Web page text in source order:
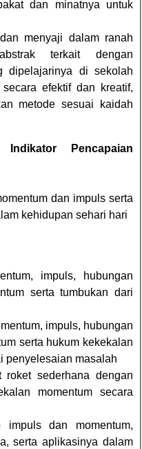
dan minatnya untuk
menyaji dalam ranah
terkait dengan
dipelajarinya di sekolah
efektif dan kreatif,
metode sesuai kaidah
Pencapaian
dan impuls serta
kehidupan sehari hari
impuls, hubungan
serta tumbukan dari
impuls, hubungan
serta hukum kekekalan
penyelesaian masalah
roket sederhana dengan
momentum secara
impuls dan momentum,
serta aplikasinya dalam